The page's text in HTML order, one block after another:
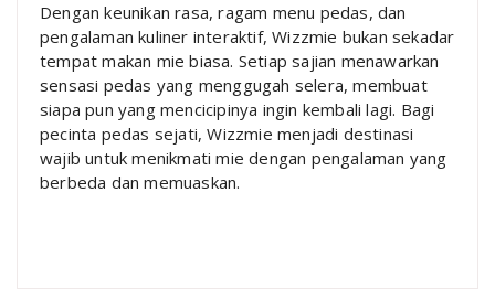
Dengan keunikan rasa, ragam menu pedas, dan
pengalaman kuliner interaktif, Wizzmie bukan sekadar
tempat makan mie biasa. Setiap sajian menawarkan
sensasi pedas yang menggugah selera, membuat
siapa pun yang mencicipinya ingin kembali lagi. Bagi
pecinta pedas sejati, Wizzmie menjadi destinasi
wajib untuk menikmati mie dengan pengalaman yang
berbeda dan memuaskan.